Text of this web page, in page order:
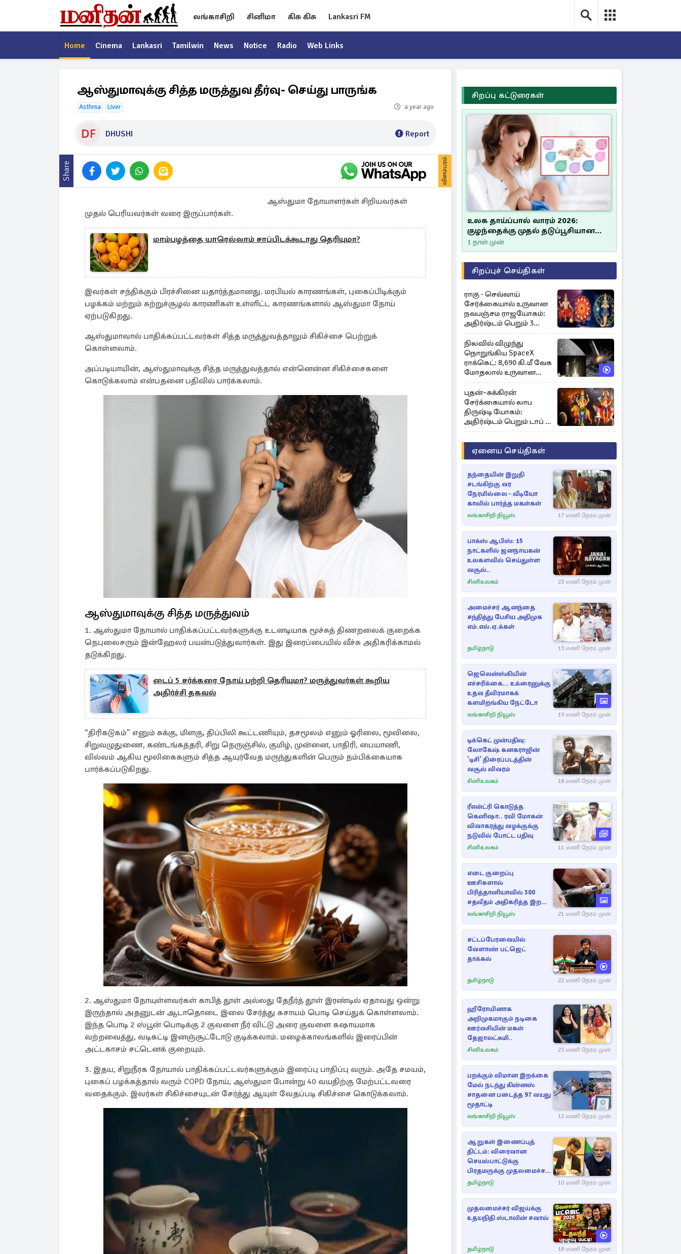
லங்காசிறி சினிமா கிசு கிசு Lankasri FM
Home Cinema Lankasri Tamilwin News Notice Radio Web Links
ஆஸ்துமாவுக்கு சித்த மருத்துவ தீர்வு- செய்து பாருங்க
Asthma Liver a year ago
DHUSHI Report
Share விளம்பரம்
ஆஸ்துமா நோயாளர்கள் சிறியவர்கள்
முதல் பெரியவர்கள் வரை இருப்பார்கள்.
மாம்பழத்தை யாரெல்லாம் சாப்பிடக்கூடாது தெரியுமா?
இவர்கள் சந்திக்கும் பிரச்சினை யதார்த்தமானது. மரபியல் காரணங்கள், புகைப்பிடிக்கும்
பழக்கம் மற்றும் சுற்றுச்சூழல் காரணிகள் உள்ளிட்ட காரணங்களால் ஆஸ்துமா நோய்
ஏற்படுகிறது.
ஆஸ்துமாவால் பாதிக்கப்பட்டவர்கள் சித்த மருத்துவத்தாலும் சிகிச்சை பெற்றுக்
கொள்ளலாம்.
அப்படியாயின், ஆஸ்துமாவுக்கு சித்த மருத்துவத்தால் என்னென்ன சிகிச்சைகளை
கொடுக்கலாம் என்பதனை பதிவில் பார்க்கலாம்.
ஆஸ்துமாவுக்கு சித்த மருத்துவம்
1. ஆஸ்துமா நோயால் பாதிக்கப்பட்டவர்களுக்கு உடனடியாக மூச்சுத் திணறலைக் குறைக்க
நெபுலைசரும் இன்ஹேலர் பயன்படுத்துவார்கள். இது இரைப்பையில் வீச்சு அதிகரிக்காமல்
தடுக்கிறது.
டைப் 5 சர்க்கரை நோய் பற்றி தெரியுமா? மருத்துவர்கள் கூறிய
அதிர்ச்சி தகவல்
“திரிகடுகம்” எனும் சுக்கு, மிளகு, திப்பிலி கூட்டணியும், தசமூலம் எனும் ஓரிலை, மூவிலை,
சிறுவழுதுணை, கண்டங்கத்தரி, சிறு நெருஞ்சில், குமிழ், முன்னை, பாதிரி, பையாணி,
வில்வம் ஆகிய மூலிகைகளும் சித்த ஆயுர்வேத மருந்துகளின் பெரும் நம்பிக்கையாக
பார்க்கப்படுகிறது.
2. ஆஸ்துமா நோயுள்ளவர்கள் காபித் தூள் அல்லது தேநீர்த் தூள் இரண்டில் ஏதாவது ஒன்று
இருந்தால் அதனுடன் ஆடாதொடை இலை சேர்த்து கசாயம் பொடி செய்துக் கொள்ளலாம்.
இந்த பொடி 2 ஸ்பூன் பொடிக்கு 2 குவளை நீர் விட்டு அரை குவளை கஷாயமாக
வற்றவைத்து, வடிகட்டி இனஞ்சூட்டோடு குடிக்கலாம். மழைக்காலங்களில் இரைப்பின்
அட்டகாசம் சட்டெனக் குறையும்.
3. இதய, சிறுநீரக நோயால் பாதிக்கப்பட்டவர்களுக்கும் இரைப்பு பாதிப்பு வரும். அதே சமயம்,
புகைப் பழக்கத்தால் வரும் COPD நோய், ஆஸ்துமா போன்று 40 வயதிற்கு மேற்பட்டவரை
வதைக்கும். இவர்கள் சிகிச்சையுடன் சேர்த்து ஆயுள் வேதப்படி சிகிச்சை கொடுக்கலாம்.
சிறப்பு கட்டுரைகள்
உலக தாய்ப்பால் வாரம் 2026:
குழந்தைக்கு முதல் தடுப்பூசியான
சீம்பாலின் முக்கியத்துவம்!
1 நாள் முன்
சிறப்புச் செய்திகள்
ராகு - செவ்வாய்
சேர்க்கையால் உருவான
நவபஞ்சம ராஜயோகம்:
அதிர்ஷ்டம் பெறும் 3
ராசிகள்!
நிலவில் விழுந்து
நொறுங்கிய SpaceX
ராக்கெட்: 8,690 கி.மீ வேக
மோதலால் உருவான
புதிய பள்ளம்!
புதன்–சுக்கிரன்
சேர்க்கையால் லாப
திருஷ்டி யோகம்:
அதிர்ஷ்டம் பெறும் டாப் 3
ராசிகள்!
ஏனைய செய்திகள்
தந்தையின் இறுதி
சடங்கிற்கு வர
நேரமில்லை - வீடியோ
காலில் பார்த்த மகள்கள்
லங்காசிறி நியூஸ் 17 மணி நேரம் முன்
பாக்ஸ் ஆபிஸ்: 15
நாட்களில் ஜனநாயகன்
உலகளவில் செய்துள்ள
வசூல்..
சினிஉலகம் 23 மணி நேரம் முன்
அமைச்சர் ஆனந்தை
சந்தித்து பேசிய அதிமுக
எம்.எல்.ஏ.க்கள்
தமிழ்நாடு 13 மணி நேரம் முன்
ஜெலென்ஸ்கியின்
எச்சரிக்கை... உக்ரைனுக்கு
உதவ தீவிரமாகக்
களமிறங்கிய நேட்டோ
லங்காசிறி நியூஸ் 19 மணி நேரம் முன்
டிக்கெட் முன்பதிவு:
லோகேஷ் கனகராஜின்
'டிசி' திரைப்படத்தின்
வசூல் விவரம்
சினிஉலகம் 18 மணி நேரம் முன்
ரீஎன்ட்ரி கொடுத்த
கெனிஷா.. ரவி மோகன்
விவாகரத்து வழக்குக்கு
நடுவில் போட்ட பதிவு
சினிஉலகம் 11 மணி நேரம் முன்
எடை குறைப்பு
ஊசிகளால்
பிரித்தானியாவில் 300
சதவீதம் அதிகரித்த இறப்பு
எண்ணிக்கை
லங்காசிறி நியூஸ் 21 மணி நேரம் முன்
சட்டப்பேரவையில்
வேளாண் பட்ஜெட்
தாக்கல்
தமிழ்நாடு 22 மணி நேரம் முன்
ஹீரோயினாக
அறிமுகமாகும் நடிகை
ஊர்வசியின் மகள்
தேஜாலட்சுமி..
சினிஉலகம் 23 மணி நேரம் முன்
பறக்கும் விமான இறக்கை
மேல் நடந்து கின்னஸ்
சாதனை படைத்த 97 வயது
மூதாட்டி
லங்காசிறி நியூஸ் 12 மணி நேரம் முன்
ஆறுகள் இணைப்புத்
திட்டம்: விரைவான
செயல்பாட்டுக்கு
பிரதமருக்கு முதலமைச்சர்
கடிதம்
தமிழ்நாடு 10 மணி நேரம் முன்
முதலமைச்சர் விஜய்க்கு
உதயநிதி ஸ்டாலின் சவால்
தமிழ்நாடு 18 மணி நேரம் முன்